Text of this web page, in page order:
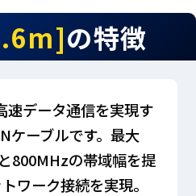
の特徴
データ通信を実現す
ケーブルです。最大
800MHzの帯域幅を提
ワーク接続を実現。